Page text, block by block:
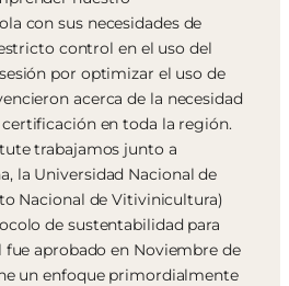
con sus necesidades de
control en el uso del
por optimizar el uso de
acerca de la necesidad
en toda la región.
trabajamos junto a
la Universidad Nacional de
Nacional de Vitivinicultura)
de sustentabilidad para
aprobado en Noviembre de
un enfoque primordialmente